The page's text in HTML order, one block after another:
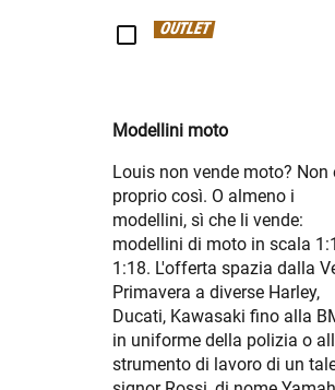
OUTLET
Modellini moto
Louis non vende moto? Non
proprio così. O almeno i
modellini, sì che li vende:
modellini di moto in scala
1:18. L'offerta spazia dalla
Primavera a diverse Harley,
Ducati, Kawasaki fino alla
in uniforme della polizia o
strumento di lavoro di un